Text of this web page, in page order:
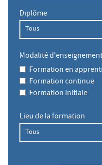
Diplôme
Modalité d'enseignement
Formation en
Formation continue
Formation initiale
Lieu de la formation